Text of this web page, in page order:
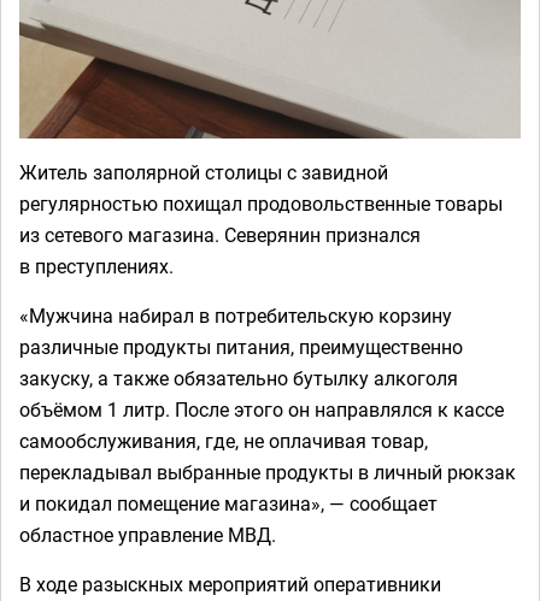
Житель заполярной столицы с завидной
регулярностью похищал продовольственные товары
из сетевого магазина. Северянин признался
в преступлениях.
«Мужчина набирал в потребительскую корзину
различные продукты питания, преимущественно
закуску, а также обязательно бутылку алкоголя
объёмом 1 литр. После этого он направлялся к кассе
самообслуживания, где, не оплачивая товар,
перекладывал выбранные продукты в личный рюкзак
и покидал помещение магазина», — сообщает
областное управление МВД.
В ходе разыскных мероприятий оперативники